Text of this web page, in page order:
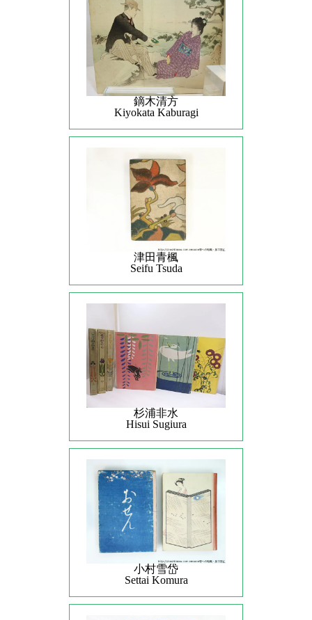
鏑木清方
Kiyokata Kaburagi
津田青楓
Seifu Tsuda
杉浦非水
Hisui Sugiura
小村雪岱
Settai Komura